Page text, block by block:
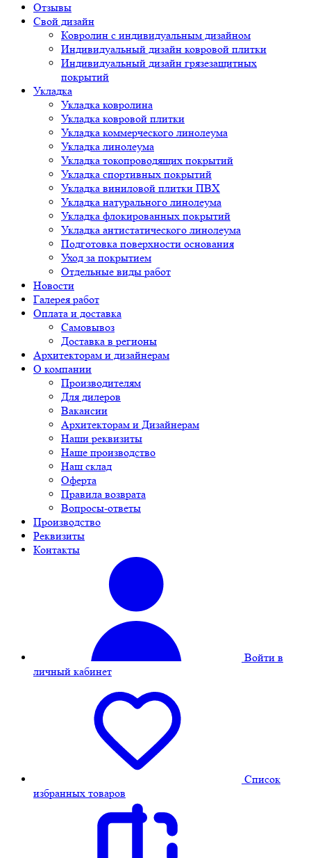
Отзывы
Свой дизайн
Ковролин с индивидуальным дизайном
Индивидуальный дизайн ковровой плитки
Индивидуальный дизайн грязезащитных
покрытий
Укладка
Укладка ковролина
Укладка ковровой плитки
Укладка коммерческого линолеума
Укладка линолеума
Укладка токопроводящих покрытий
Укладка спортивных покрытий
Укладка виниловой плитки ПВХ
Укладка натурального линолеума
Укладка флокированных покрытий
Укладка антистатического линолеума
Подготовка поверхности основания
Уход за покрытием
Отдельные виды работ
Новости
Галерея работ
Оплата и доставка
Самовывоз
Доставка в регионы
Архитекторам и дизайнерам
О компании
Производителям
Для дилеров
Вакансии
Архитекторам и Дизайнерам
Наши реквизиты
Наше производство
Наш склад
Оферта
Правила возврата
Вопросы-ответы
Производство
Реквизиты
Контакты
Войти в
личный кабинет
Cписок
избранных товаров